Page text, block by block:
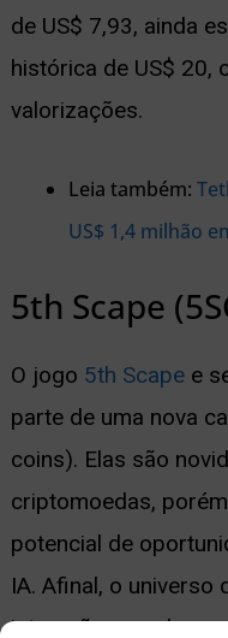
de US$ 7,93, ainda
histórica de US$ 20,
valorizações.
Leia também:
US$ 1,4 milhão
5th Scape
O jogo 5th Scapee
parte de uma nova
coins). Elas são
criptomoedas,
potencial de
IA. Afinal, o universo
interação, uso de